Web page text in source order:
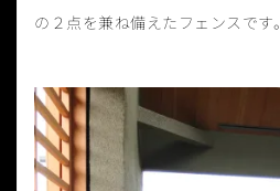
の２点を兼ね備えたフェンスです。